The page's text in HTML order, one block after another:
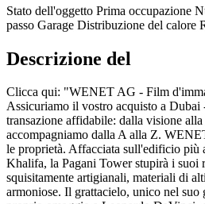
Stato dell'oggetto Prima occupazione
passo Garage Distribuzione del calore
Descrizione del
Clicca qui: "WENET AG - Film
Assicuriamo il vostro acquisto a Dubai
transazione affidabile: dalla visione
accompagniamo dalla A alla Z.
le proprietà. Affacciata sull'edificio più
Khalifa, la Pagani Tower stupirà i suoi
squisitamente artigianali, materiali di
armoniose. Il grattacielo, unico nel suo